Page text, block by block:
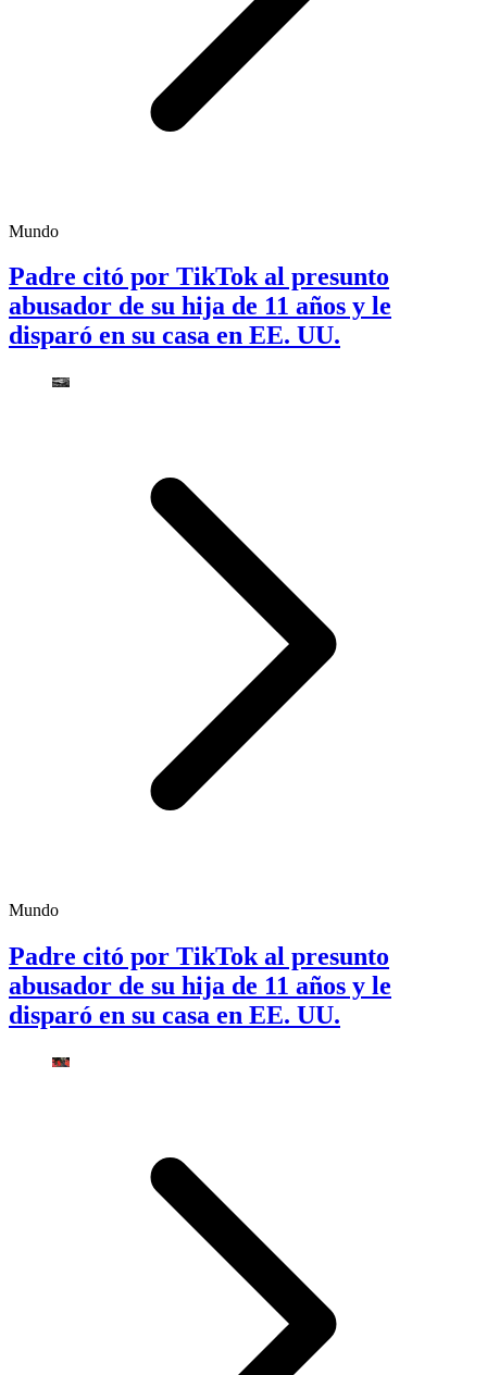
Mundo
Padre citó por TikTok al presunto
abusador de su hija de 11 años y le
disparó en su casa en EE. UU.
Mundo
Padre citó por TikTok al presunto
abusador de su hija de 11 años y le
disparó en su casa en EE. UU.